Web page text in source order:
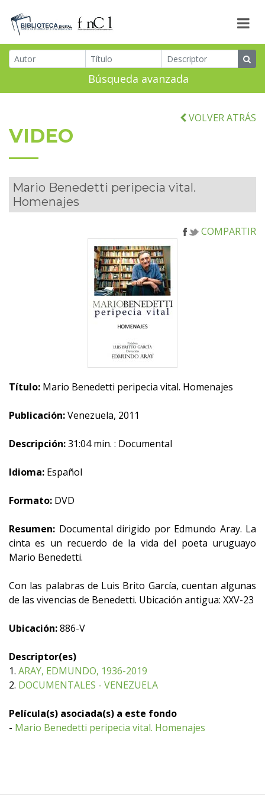
Búsqueda avanzada
VOLVER ATRÁS
VIDEO
Mario Benedetti peripecia vital.
Homenajes
COMPARTIR
Título: Mario Benedetti peripecia vital. Homenajes
Publicación:Venezuela, 2011
Descripción:31:04 min. : Documental
Idioma: Español
Formato: DVD
Resumen: Documental dirigido por Edmundo Aray. La
cinta es un recuerdo de la vida del poeta uruguayo
Mario Benedetti.
Con las palabras de Luis Brito García, cuentan algunas
de las vivencias de Benedetti. Ubicación antigua: XXV-23
Ubicación:886-V
Descriptor(es)
1. ARAY, EDMUNDO, 1936-2019
2. DOCUMENTALES - VENEZUELA
Película(s) asociada(s) a este fondo
- Mario Benedetti peripecia vital. Homenajes